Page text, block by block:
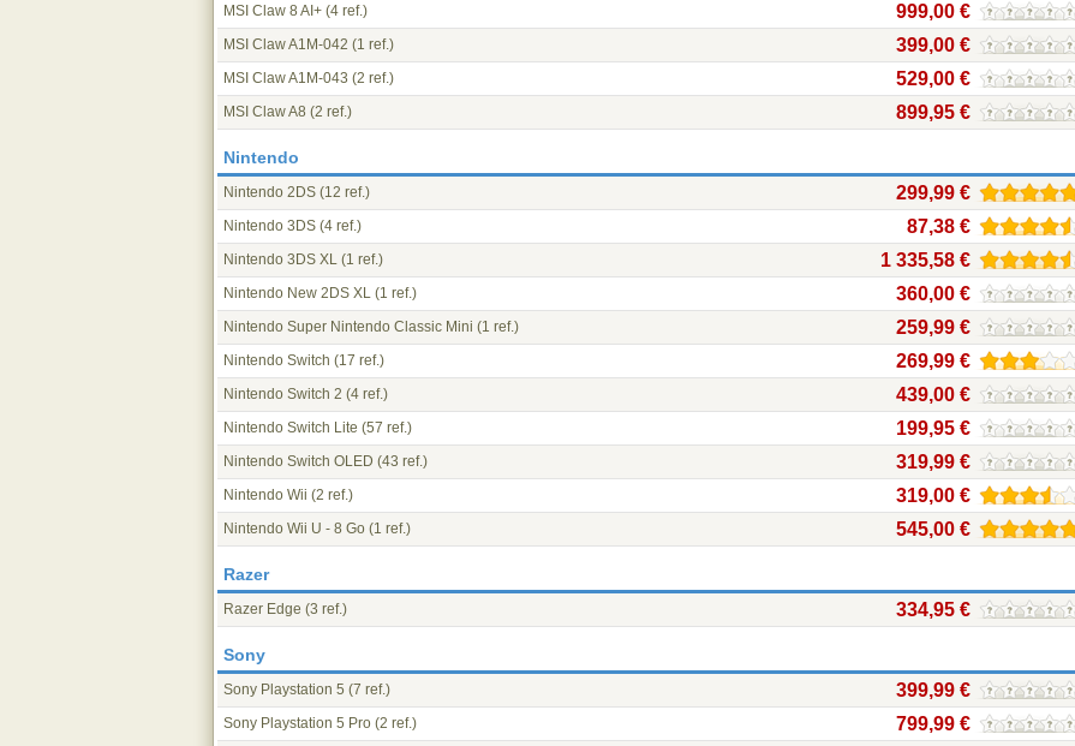
MSI Claw 8 AI+ (4 ref.) 999,00 €
MSI Claw A1M-042 (1 ref.) 399,00 €
MSI Claw A1M-043 (2 ref.) 529,00 €
MSI Claw A8 (2 ref.) 899,95 €
Nintendo
Nintendo 2DS (12 ref.) 299,99 €
Nintendo 3DS (4 ref.) 87,38 €
Nintendo 3DS XL (1 ref.) 1 335,58 €
Nintendo New 2DS XL (1 ref.) 360,00 €
Nintendo Super Nintendo Classic Mini (1 ref.) 259,99 €
Nintendo Switch (17 ref.) 269,99 €
Nintendo Switch 2 (4 ref.) 439,00 €
Nintendo Switch Lite (57 ref.) 199,95 €
Nintendo Switch OLED (43 ref.) 319,99 €
Nintendo Wii (2 ref.) 319,00 €
Nintendo Wii U - 8 Go (1 ref.) 545,00 €
Razer
Razer Edge (3 ref.) 334,95 €
Sony
Sony Playstation 5 (7 ref.) 399,99 €
Sony Playstation 5 Pro (2 ref.) 799,99 €